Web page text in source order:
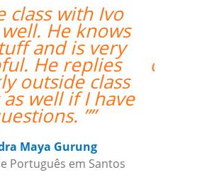
amando
aulas de
muito
o trabalho
de vcs””
Beatris Castro
de Italiano em Santos